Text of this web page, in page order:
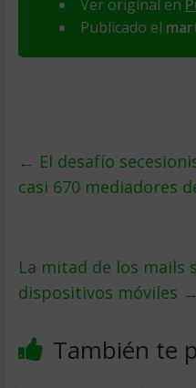
Ver original en
Publicado el
← El desafío
casi 670 mediadores
La mitad de los mails
dispositivos móviles →
También te